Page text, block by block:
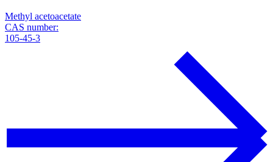
Methyl acetoacetate
CAS number:
105-45-3